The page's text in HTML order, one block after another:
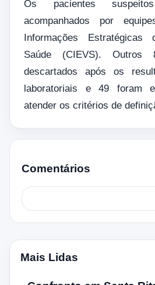
Os pacientes
acompanhados por
Informações
Saúde (CIEVS). Outros
descartados após os
laboratoriais e 49 foram
atender os critérios de
Comentários
Mais Lidas